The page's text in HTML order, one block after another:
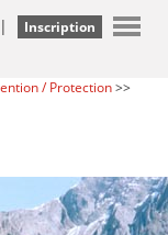
| Inscription
/ Protection>>